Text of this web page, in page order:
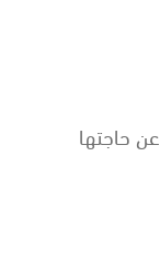
حاجتها